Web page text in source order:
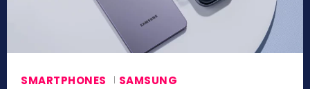
SMARTPHONES SAMSUNG